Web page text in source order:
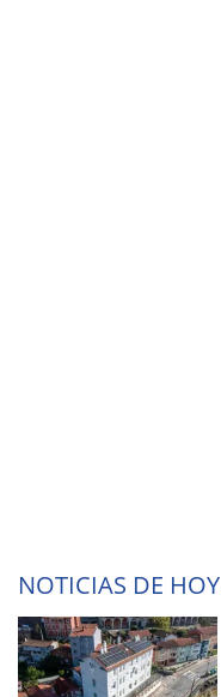
NOTICIAS DE HOY